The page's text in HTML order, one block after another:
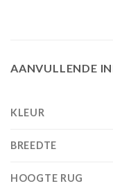
AANVULLENDE
KLEUR
BREEDTE
HOOGTE RUG